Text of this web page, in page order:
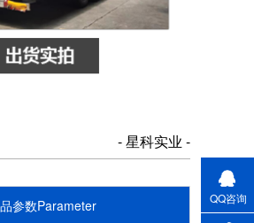
- 星科实业 -
参数Parameter QQ咨询